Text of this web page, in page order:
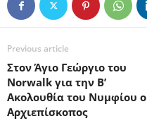
Previous article
Στον Άγιο Γεώργιο του
Norwalk για την B’
Ακολουθία του Νυμφίου o
Αρχιεπίσκοπος